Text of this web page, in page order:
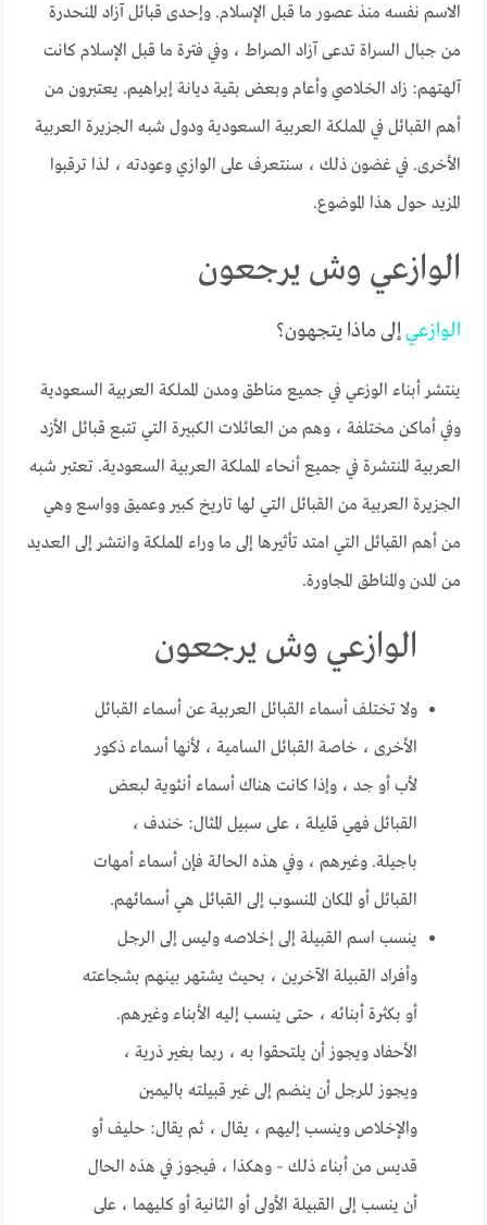
الاسم نفسه منذ عصور ما قبل الإسلام. وإحدى قبائل آزاد المنحدرة
من جبال السراة تدعى آزاد الصراط ، وفي فترة ما قبل الإسلام كانت
آلهتهم: زاد الخلاصي وأعام وبعض بقية ديانة إبراهيم. يعتبرون من
أهم القبائل في المملكة العربية السعودية ودول شبه الجزيرة العربية
الأخرى. في غضون ذلك ، سنتعرف على الوازي وعودته ، لذا ترقبوا
المزيد حول هذا الموضوع.
الوازعي وش يرجعون
الوازعيإلى ماذا يتجهون؟
ينتشر أبناء الوزعي في جميع مناطق ومدن المملكة العربية السعودية
وفي أماكن مختلفة ، وهم من العائلات الكبيرة التي تتبع قبائل الأزد
العربية المنتشرة في جميع أنحاء المملكة العربية السعودية. تعتبر شبه
الجزيرة العربية من القبائل التي لها تاريخ كبير وعميق وواسع وهي
من أهم القبائل التي امتد تأثيرها إلى ما وراء المملكة وانتشر إلى العديد
من المدن والمناطق المجاورة.
الوازعي وش يرجعون
ولا تختلف أسماء القبائل العربية عن أسماء القبائل
الأخرى ، خاصة القبائل السامية ، لأنها أسماء ذكور
لأب أو جد ، وإذا كانت هناك أسماء أنثوية لبعض
القبائل فهي قليلة ، على سبيل المثال: خندف ،
باجيلة. وغيرهم ، وفي هذه الحالة فإن أسماء أمهات
القبائل أو المكان المنسوب إلى القبائل هي أسمائهم.
ينسب اسم القبيلة إلى إخلاصه وليس إلى الرجل
وأفراد القبيلة الآخرين ، بحيث يشتهر بينهم بشجاعته
أو بكثرة أبنائه ، حتى ينسب إليه الأبناء وغيرهم.
الأحفاد ويجوز أن يلتحقوا به ، ربما بغير ذرية ،
ويجوز للرجل أن ينضم إلى غير قبيلته باليمين
والإخلاص وينسب إليهم ، يقال ، ثم يقال: حليف أو
قديس من أبناء ذلك – وهكذا ، فيجوز في هذه الحال
أن ينسب إلى القبيلة الأولى أو الثانية أو كليهما ، على